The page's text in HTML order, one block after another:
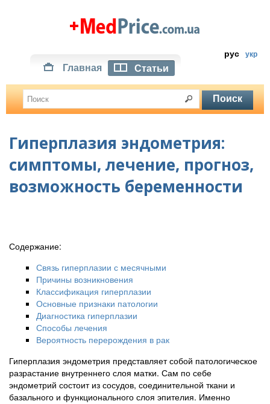
рус укр
Главная Статьи
Гиперплазия эндометрия:
симптомы, лечение, прогноз,
возможность беременности
Содержание:
Связь гиперплазии с месячными
Причины возникновения
Классификация гиперплазии
Основные признаки патологии
Диагностика гиперплазии
Способы лечения
Вероятность перерождения в рак
Гиперплазия эндометрия представляет собой патологическое
разрастание внутреннего слоя матки. Сам по себе
эндометрий состоит из сосудов, соединительной ткани и
базального и функционального слоя эпителия. Именно